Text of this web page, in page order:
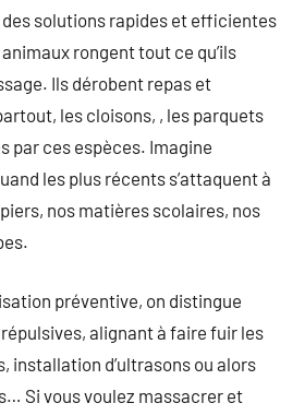
solutions rapides et efficientes
rongent tout ce qu’ils
Ils dérobent repas et
les cloisons, , les parquets
par ces espèces. Imagine
les plus récents s’attaquent à
nos matières scolaires, nos
préventive, on distingue
alignant à faire fuir les
installation d’ultrasons ou alors
Si vous voulez massacrer et